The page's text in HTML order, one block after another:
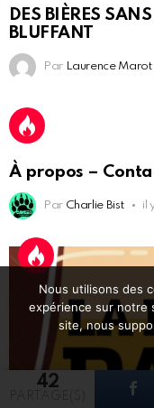
42
DES BIÈRES
BLUFFANT
Par Laurence Marot
À propos –
Par Charlie Bist il
Nous utilisons des
expérience sur notre
site, nous